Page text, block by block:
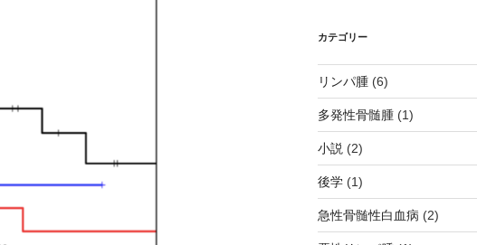
カテゴリー
リンパ腫(6)
多発性骨髄腫(1)
小説 (2)
後学(1)
急性骨髄性白血病 (2)